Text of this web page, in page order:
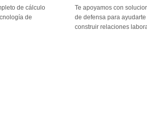
de cálculo
de
Te apoyamos con
de defensa para
construir relaciones